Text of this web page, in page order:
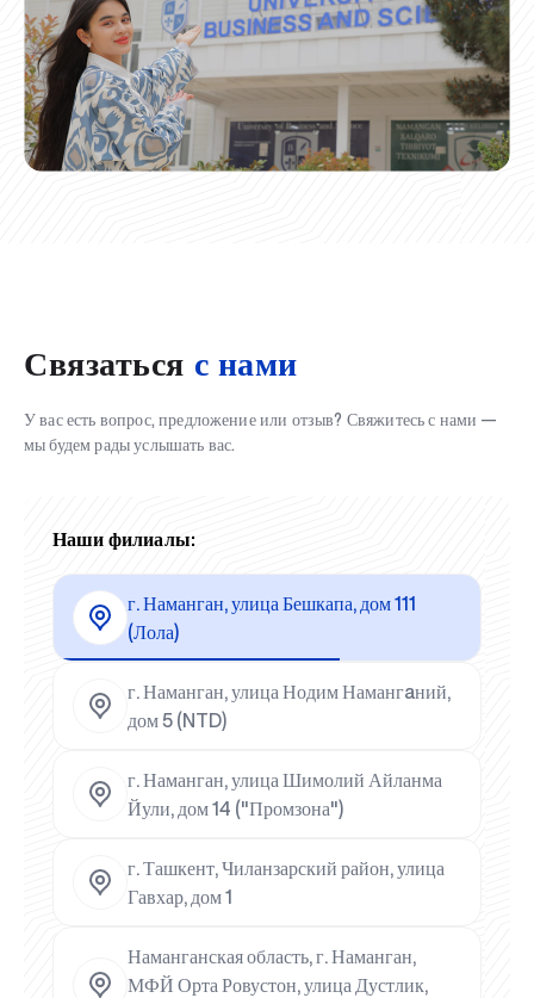
Связаться с нами
У вас есть вопрос, предложение или отзыв? Свяжитесь с нами —
мы будем рады услышать вас.
Наши филиалы:
г. Наманган, улица Бешкапа, дом 111
(Лола)
г. Наманган, улица Нодим Намангaний,
дом 5 (NTD)
г. Наманган, улица Шимолий Айланма
Йули, дом 14 ("Промзона")
г. Ташкент, Чиланзарский район, улица
Гавхар, дом 1
Наманганская область, г. Наманган,
МФЙ Орта Ровустон, улица Дустлик,